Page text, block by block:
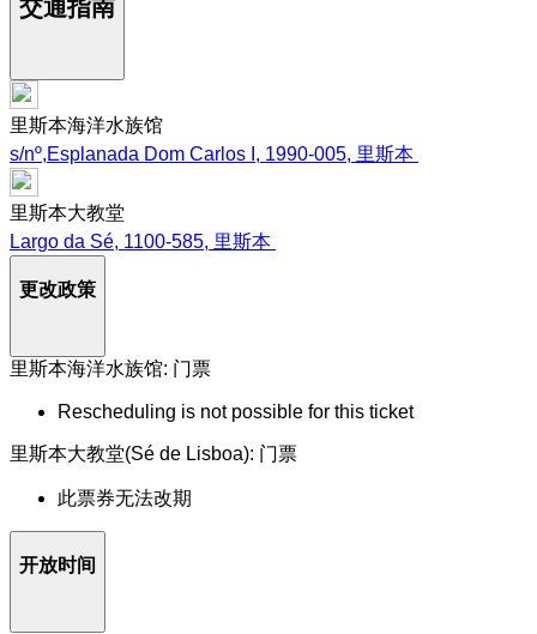
交通指南
里斯本海洋水族馆
s/nº,Esplanada Dom Carlos I, 1990-005, 里斯本
里斯本大教堂
Largo da Sé, 1100-585, 里斯本
更改政策
里斯本海洋水族馆: 门票
Rescheduling is not possible for this ticket
里斯本大教堂(Sé de Lisboa): 门票
此票券无法改期
开放时间